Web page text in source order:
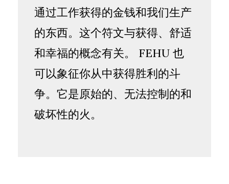
通过工作获得的金钱和我们生产
的东西。这个符文与获得、舒适
和幸福的概念有关。 FEHU 也
可以象征你从中获得胜利的斗
争。它是原始的、无法控制的和
破坏性的火。